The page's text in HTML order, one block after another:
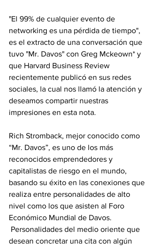
"El 99% de cualquier evento de
networking es una pérdida de tiempo",
es el extracto de una conversación que
tuvo "Mr. Davos" con Greg Mckeown* y
que Harvard Business Review
recientemente publicó en sus redes
sociales, la cual nos llamó la atención y
deseamos compartir nuestras
impresiones en esta nota.
Rich Stromback, mejor conocido como
“Mr. Davos”, es uno de los más
reconocidos emprendedores y
capitalistas de riesgo en el mundo,
basando su éxito en las conexiones que
realiza entre personalidades de alto
nivel como los que asisten al Foro
Económico Mundial de Davos.
desean concretar una cita con algún